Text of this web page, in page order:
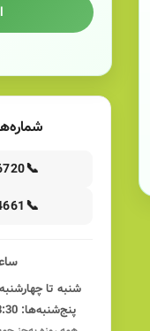
📞
📞
شنبه تا چهارشنبه: 8:30 صبح الی 8
پنج‌شنبه‌ها: 8:30 صبح الی 2 بعدازظهر